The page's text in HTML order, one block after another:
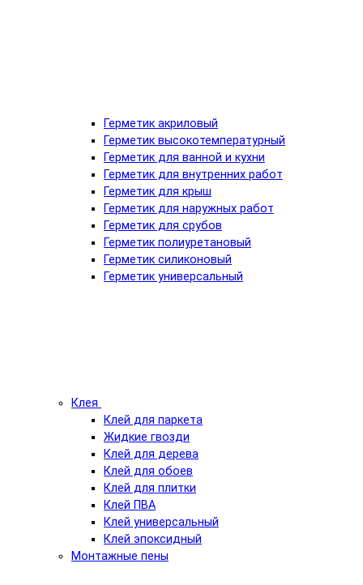
Герметик акриловый
Герметик высокотемпературный
Герметик для ванной и кухни
Герметик для внутренних работ
Герметик для крыш
Герметик для наружных работ
Герметик для срубов
Герметик полиуретановый
Герметик силиконовый
Герметик универсальный
Клея
Клей для паркета
Жидкие гвозди
Клей для дерева
Клей для обоев
Клей для плитки
Клей ПВА
Клей универсальный
Клей эпоксидный
Монтажные пены